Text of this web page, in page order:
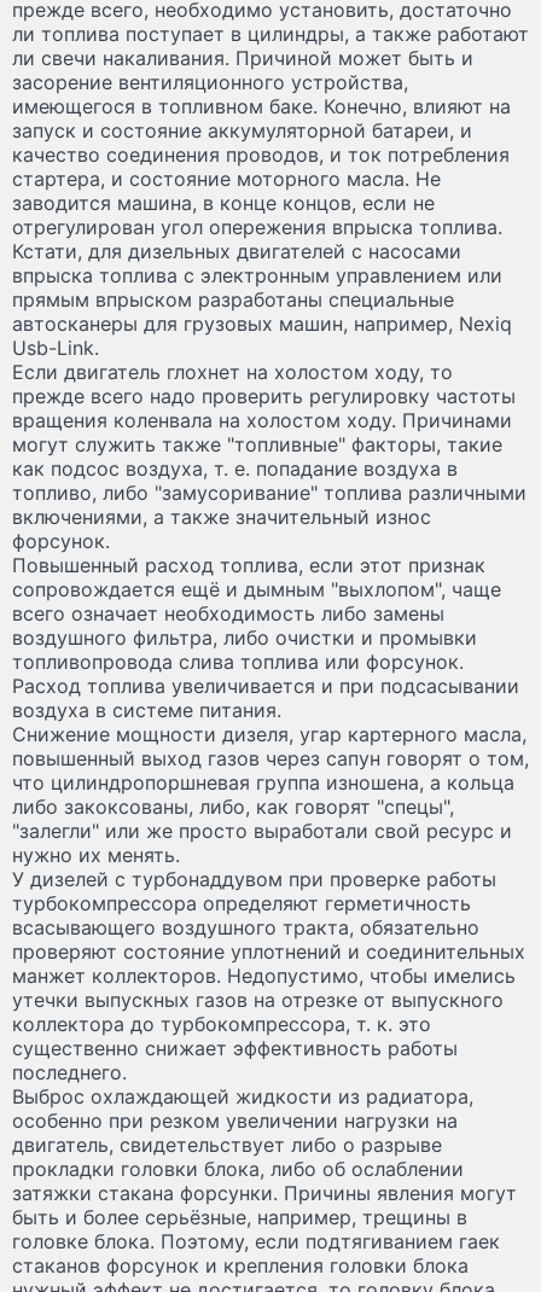
прежде всего, необходимо установить, достаточно
ли топлива поступает в цилиндры, а также работают
ли свечи накаливания. Причиной может быть и
засорение вентиляционного устройства,
имеющегося в топливном баке. Конечно, влияют на
запуск и состояние аккумуляторной батареи, и
качество соединения проводов, и ток потребления
стартера, и состояние моторного масла. Не
заводится машина, в конце концов, если не
отрегулирован угол опережения впрыска топлива.
Кстати, для дизельных двигателей с насосами
впрыска топлива с электронным управлением или
прямым впрыском разработаны специальные
автосканеры для грузовых машин, например, Nexiq
Usb-Link.
Если двигатель глохнет на холостом ходу, то
прежде всего надо проверить регулировку частоты
вращения коленвала на холостом ходу. Причинами
могут служить также "топливные" факторы, такие
как подсос воздуха, т. е. попадание воздуха в
топливо, либо "замусоривание" топлива различными
включениями, а также значительный износ
форсунок.
Повышенный расход топлива, если этот признак
сопровождается ещё и дымным "выхлопом", чаще
всего означает необходимость либо замены
воздушного фильтра, либо очистки и промывки
топливопровода слива топлива или форсунок.
Расход топлива увеличивается и при подсасывании
воздуха в системе питания.
Снижение мощности дизеля, угар картерного масла,
повышенный выход газов через сапун говорят о том,
что цилиндропоршневая группа изношена, а кольца
либо закоксованы, либо, как говорят "спецы",
"залегли" или же просто выработали свой ресурс и
нужно их менять.
У дизелей с турбонаддувом при проверке работы
турбокомпрессора определяют герметичность
всасывающего воздушного тракта, обязательно
проверяют состояние уплотнений и соединительных
манжет коллекторов. Недопустимо, чтобы имелись
утечки выпускных газов на отрезке от выпускного
коллектора до турбокомпрессора, т. к. это
существенно снижает эффективность работы
последнего.
Выброс охлаждающей жидкости из радиатора,
особенно при резком увеличении нагрузки на
двигатель, свидетельствует либо о разрыве
прокладки головки блока, либо об ослаблении
затяжки стакана форсунки. Причины явления могут
быть и более серьёзные, например, трещины в
головке блока. Поэтому, если подтягиванием гаек
стаканов форсунок и крепления головки блока